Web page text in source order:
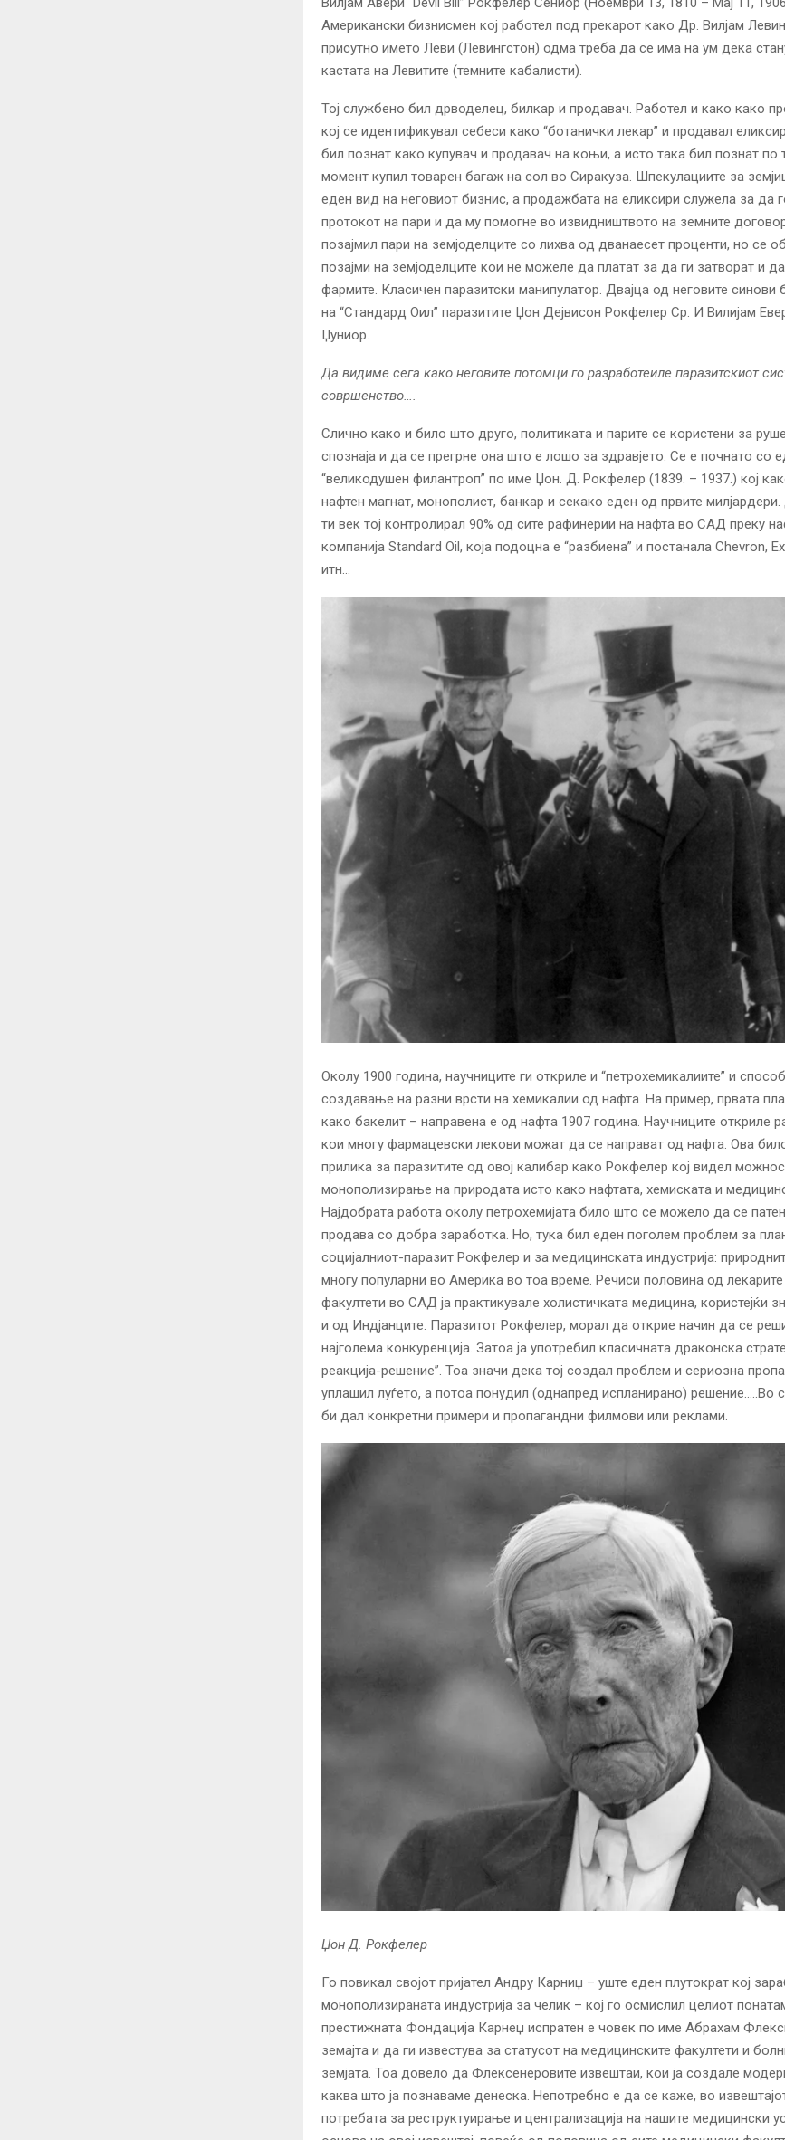
Американски бизнисмен кој работел под прекарот како Др. Вилјам
присутно името Леви (Левингстон) одма треба да се има на ум дека
кастата на Левитите (темните кабалисти).
Тој службено бил дрводелец, билкар и продавач. Работел и како како
кој се идентификувал себеси како “ботанички лекар” и продавал
бил познат како купувач и продавач на коњи, а исто така бил познат
момент купил товарен багаж на сол во Сиракуза. Шпекулациите за
еден вид на неговиот бизнис, а продажбата на еликсири служела за да
протокот на пари и да му помогне во извидништвото на земните
позајмил пари на земјоделците со лихва од дванаесет проценти, но се
позајми на земјоделците кои не можеле да платат за да ги затворат и
фармите. Класичен паразитски манипулатор. Двајца од неговите синови
на “Стандард Оил” паразитите Џон Дејвисон Рокфелер Ср. И Вилијам
Џуниор.
Да видиме сега како неговите потомци го разработеиле паразитскиот
совршенство….
Слично како и било што друго, политиката и парите се користени за
спознаја и да се прегрне она што е лошо за здравјето. Се е почнато со
“великодушен филантроп” по име Џон. Д. Рокфелер (1839. – 1937.) кој
нафтен магнат, монополист, банкар и секако еден од првите
ти век тој контролирал 90% од сите рафинерии на нафта во САД преку
компанија Standard Oil, која подоцна е “разбиена” и постанала Chevron,
итн…
Околу 1900 година, научниците ги откриле и “петрохемикалиите” и
создавање на разни врсти на хемикалии од нафта. На пример, првата
како бакелит – направена е од нафта 1907 година. Научниците откриле
кои многу фармацевски лекови можат да се направат од нафта. Ова
прилика за паразитите од овој калибар како Рокфелер кој видел
монополизирање на природата исто како нафтата, хемиската и
Најдобрата работа околу петрохемијата било што се можело да се
продава со добра заработка. Но, тука бил еден поголем проблем за
социјалниот-паразит Рокфелер и за медицинската индустрија:
многу популарни во Америка во тоа време. Речиси половина од
факултети во САД ја практикувале холистичката медицина, користејќи
и од Индјанците. Паразитот Рокфелер, морал да открие начин да се
најголема конкуренција. Затоа ја употребил класичната драконска
реакција-решение”. Тоа значи дека тој создал проблем и сериозна
уплашил луѓето, а потоа понудил (однапред испланирано) решение…..Во
би дал конкретни примери и пропагандни филмови или реклами.
Џон Д. Рокфелер
Го повикал својот пријател Андру Карниџ – уште еден плутократ кој
монополизираната индустрија за челик – кој го осмислил целиот
престижната Фондација Карнеџ испратен е човек по име Абрахам
земајта и да ги известува за статусот на медицинските факултети и
земјата. Тоа довело да Флексенеровите извештаи, кои ја создале
каква што ја познаваме денеска. Непотребно е да се каже, во
потребата за реструктуирање и централизација на нашите медицински